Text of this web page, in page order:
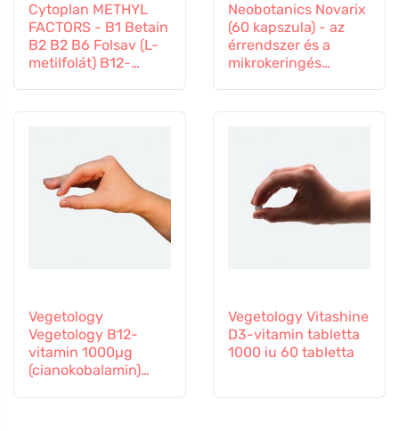
Cytoplan METHYL
FACTORS - B1 Betain
B2 B2 B6 Folsav (L-
metilfolát) B12-
Neobotanics Novarix
(60 kapszula) - az
érrendszer és a
mikrokeringés
Vegetology
Vegetology B12-
vitamin 1000µg
(cianokobalamin)
Vegetology Vitashine
D3-vitamin tabletta
1000 iu 60 tabletta